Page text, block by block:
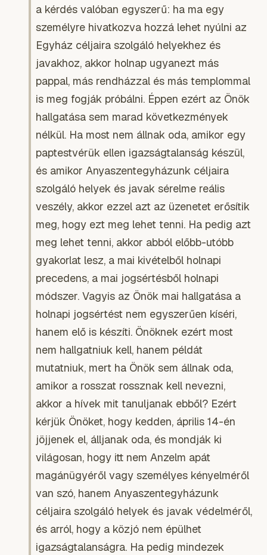
a kérdés valóban egyszerű: ha ma egy
személyre hivatkozva hozzá lehet nyúlni az
Egyház céljaira szolgáló helyekhez és
javakhoz, akkor holnap ugyanezt más
pappal, más rendházzal és más templommal
is meg fogják próbálni. Éppen ezért az Önök
hallgatása sem marad következmények
nélkül. Ha most nem állnak oda, amikor egy
paptestvérük ellen igazságtalanság készül,
és amikor Anyaszentegyházunk céljaira
szolgáló helyek és javak sérelme reális
veszély, akkor ezzel azt az üzenetet erősítik
meg, hogy ezt meg lehet tenni. Ha pedig azt
meg lehet tenni, akkor abból előbb-utóbb
gyakorlat lesz, a mai kivételből holnapi
precedens, a mai jogsértésből holnapi
módszer. Vagyis az Önök mai hallgatása a
holnapi jogsértést nem egyszerűen kíséri,
hanem elő is készíti. Önöknek ezért most
nem hallgatniuk kell, hanem példát
mutatniuk, mert ha Önök sem állnak oda,
amikor a rosszat rossznak kell nevezni,
akkor a hívek mit tanuljanak ebből? Ezért
kérjük Önöket, hogy kedden, április 14-én
jöjjenek el, álljanak oda, és mondják ki
világosan, hogy itt nem Anzelm apát
magánügyéről vagy személyes kényelméről
van szó, hanem Anyaszentegyházunk
céljaira szolgáló helyek és javak védelméről,
és arról, hogy a közjó nem épülhet
igazságtalanságra. Ha pedig mindezek